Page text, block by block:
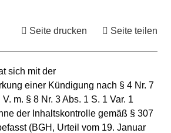
Seite drucken Seite teilen
sich mit der
einer Kündigung nach § 4 Nr. 7
m. § 8 Nr. 3 Abs. 1 S. 1 Var. 1
der Inhaltskontrolle gemäß § 307
(BGH, Urteil vom 19. Januar